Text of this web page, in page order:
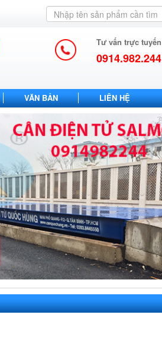
Tư vấn trực tuyến
0914.982.244
VĂN BẢN LIÊN HỆ